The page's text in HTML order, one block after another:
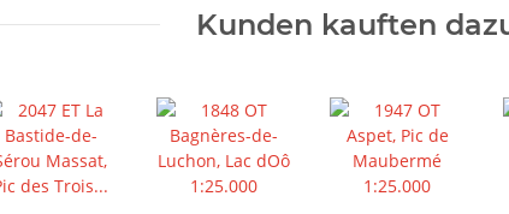
Kunden kauften